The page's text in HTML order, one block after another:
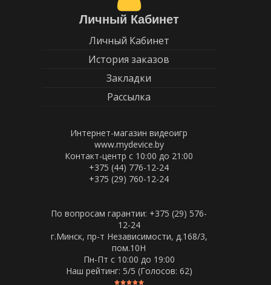
Личный Кабинет
Личный Кабинет
История заказов
Закладки
Рассылка
Интернет-магазин видеоигр
www.mydevice.by
Контакт-центр с 10:00 до 21:00
+375 (44) 776-12-24
+375 (29) 760-12-24
По вопросам гарантии: +375 (29) 576-
12-24
г.Минск, пр-т Независимости, д.168/3,
пом.10Н
Пн-Пт c 10:00 до 19:00
Наш рейтинг: 5/5 (Голосов: 62)